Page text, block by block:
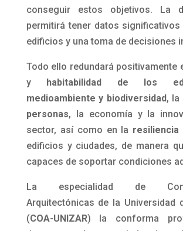
conseguir estos objetivos. La
permitirá tener datos
edificios y una toma de decisiones
Todo ello redundará positivamente
y habitabilidad de los
medioambiente y biodiversidad, la
personas, la economía y la
sector, así como en la resiliencia
edificios y ciudades, de manera
capaces de soportar condiciones
La especialidad de
Arquitectónicas de la Universidad
(COA-UNIZAR) la conforma